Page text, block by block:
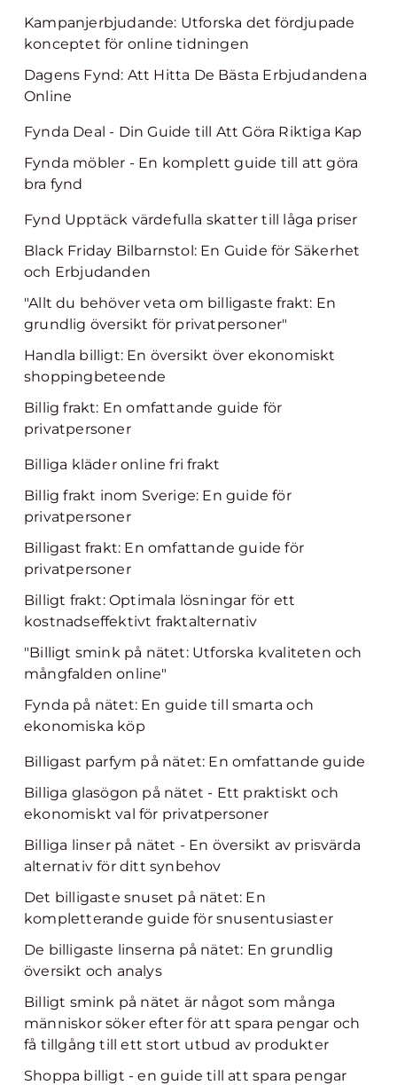
Kampanjerbjudande: Utforska det fördjupade
konceptet för online tidningen
Dagens Fynd: Att Hitta De Bästa Erbjudandena
Online
Fynda Deal - Din Guide till Att Göra Riktiga Kap
Fynda möbler - En komplett guide till att göra
bra fynd
Fynd Upptäck värdefulla skatter till låga priser
Black Friday Bilbarnstol: En Guide för Säkerhet
och Erbjudanden
"Allt du behöver veta om billigaste frakt: En
grundlig översikt för privatpersoner"
Handla billigt: En översikt över ekonomiskt
shoppingbeteende
Billig frakt: En omfattande guide för
privatpersoner
Billiga kläder online fri frakt
Billig frakt inom Sverige: En guide för
privatpersoner
Billigast frakt: En omfattande guide för
privatpersoner
Billigt frakt: Optimala lösningar för ett
kostnadseffektivt fraktalternativ
"Billigt smink på nätet: Utforska kvaliteten och
mångfalden online"
Fynda på nätet: En guide till smarta och
ekonomiska köp
Billigast parfym på nätet: En omfattande guide
Billiga glasögon på nätet - Ett praktiskt och
ekonomiskt val för privatpersoner
Billiga linser på nätet - En översikt av prisvärda
alternativ för ditt synbehov
Det billigaste snuset på nätet: En
kompletterande guide för snusentusiaster
De billigaste linserna på nätet: En grundlig
översikt och analys
Billigt smink på nätet är något som många
människor söker efter för att spara pengar och
få tillgång till ett stort utbud av produkter
Shoppa billigt - en guide till att spara pengar